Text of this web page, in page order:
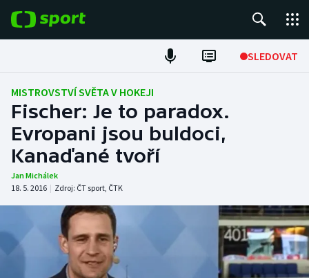
SLEDOVAT
ME v atletice
ME v plavání
Fotbal
Hokej
DALŠÍ SPORTY
MISTROVSTVÍ SVĚTA V HOKEJI
Fischer: Je to paradox.
Evropani jsou buldoci,
Kanaďané tvoří
Jan Michálek
18. 5. 2016 | Zdroj: ČT sport, ČTK